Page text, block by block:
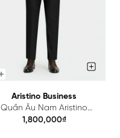
Aristino Business
Quần Âu Nam Aristino
Business Regular Fit
1,800,000₫